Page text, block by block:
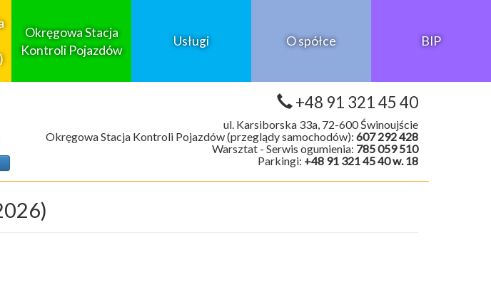
Okręgowa Stacja
Kontroli Pojazdów
Usługi O spółce BIP
+48 91 321 45 40
ul. Karsiborska 33a, 72-600 Świnoujście
Okręgowa Stacja Kontroli Pojazdów (przeglądy samochodów): 607 292 428
Warsztat - Serwis ogumienia: 785 059 510
Parkingi: +48 91 321 45 40 w. 18